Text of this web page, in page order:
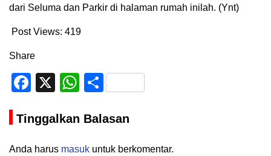
dari Seluma dan Parkir di halaman rumah inilah. (Ynt)
Post Views: 419
Share
Facebook
X WhatsApp
Share
Tinggalkan Balasan
Anda harus masuk untuk berkomentar.